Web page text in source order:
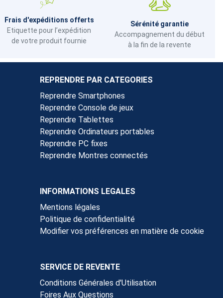
Frais d'expéditions offerts
Etiquette pour l’expédition
de votre produit fournie
Sérénité garantie
Accompagnement du début
à la fin de la revente
REPRENDRE PAR CATEGORIES
Reprendre Smartphones
Reprendre Console de jeux
Reprendre Tablettes
Reprendre Ordinateurs portables
Reprendre PC fixes
Reprendre Montres connectés
INFORMATIONS LEGALES
Mentions légales
Politique de confidentialité
Modifier vos préférences en matière de cookie
SERVICE DE REVENTE
Conditions Générales d'Utilisation
Foires Aux Questions